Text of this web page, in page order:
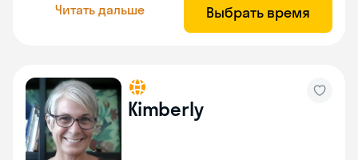
Читать дальше Выбрать время
Kimberly